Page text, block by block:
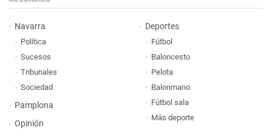
Navarra
Política
Sucesos
Tribunales
Sociedad
Pamplona
Opinión
Deportes
Fútbol
Baloncesto
Pelota
Balonmano
Fútbol sala
Más deporte